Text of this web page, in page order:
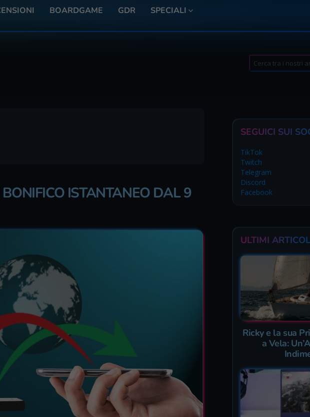
BOARDGAME GDR SPECIALI
Search
for:
ISTANTANEO DAL 9
SEGUICI SUI
TikTok
Twitch
Telegram
Discord
Facebook
ULTIMI
Ricky e la sua
a Vela: